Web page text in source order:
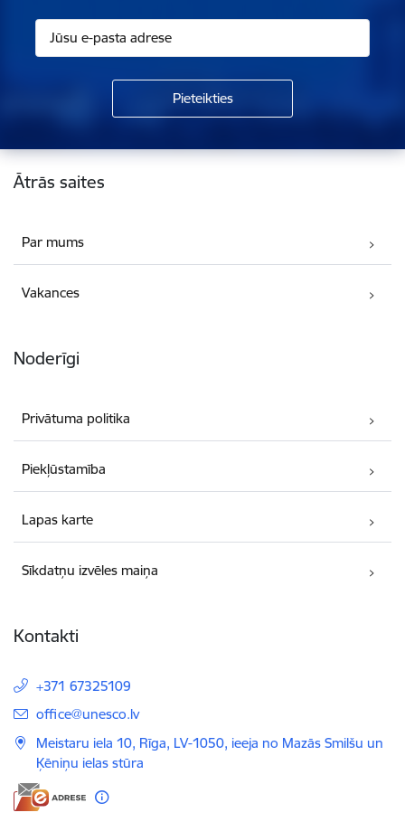
Kājene
Ātrās saites
Par mums
Vakances
Noderīgi
Privātuma politika
Piekļūstamība
Lapas karte
Sīkdatņu izvēles maiņa
Kontakti
+371 67325109
E-pasts:
office@unesco.lv
Meistaru iela 10, Rīga, LV-1050, ieeja no Mazās Smilšu un
Ķēniņu ielas stūra